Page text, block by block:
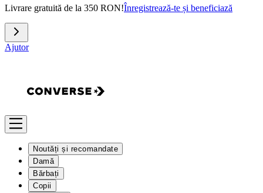
Livrare gratuită de la 350 RON!Înregistrează-te și beneficiază
Ajutor
Noutăți și recomandate
Damă
Bărbați
Copii